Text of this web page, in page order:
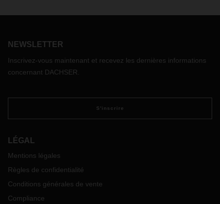
NEWSLETTER
Inscrivez-vous maintenant et recevez les dernières informations
concernant DACHSER.
S'inscrire
LÉGAL
Mentions légales
Règles de confidentialité
Conditions générales de vente
Compliance